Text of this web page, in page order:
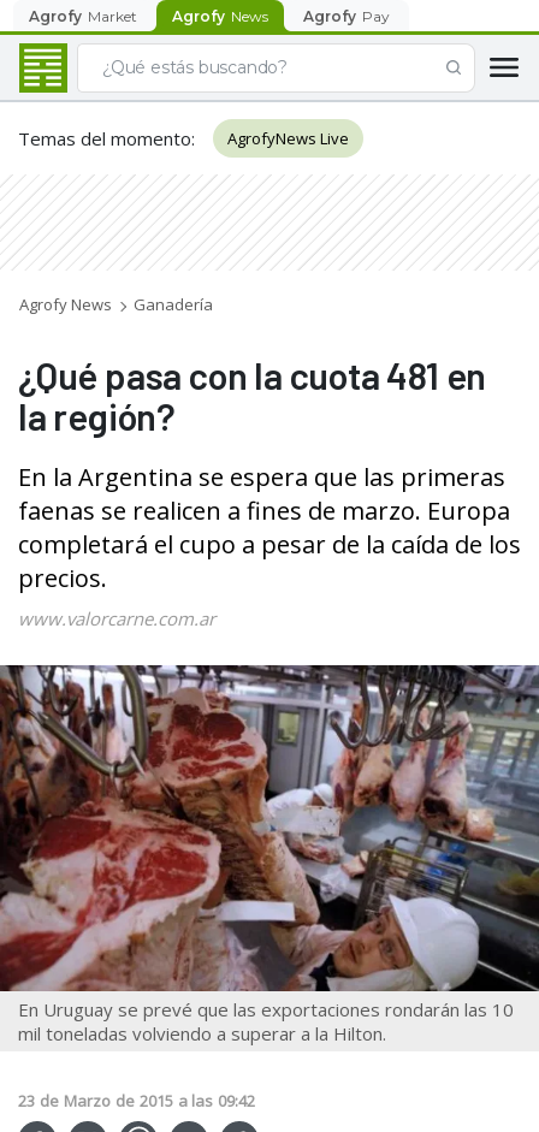
Agrofy Market Agrofy News Agrofy Pay
Temas del momento: AgrofyNews Live
Agrofy News Ganadería
¿Qué pasa con la cuota 481 en
la región?
En la Argentina se espera que las primeras
faenas se realicen a fines de marzo. Europa
completará el cupo a pesar de la caída de los
precios.
www.valorcarne.com.ar
En Uruguay se prevé que las exportaciones rondarán las 10
mil toneladas volviendo a superar a la Hilton.
23 de Marzo de 2015 a las 09:42